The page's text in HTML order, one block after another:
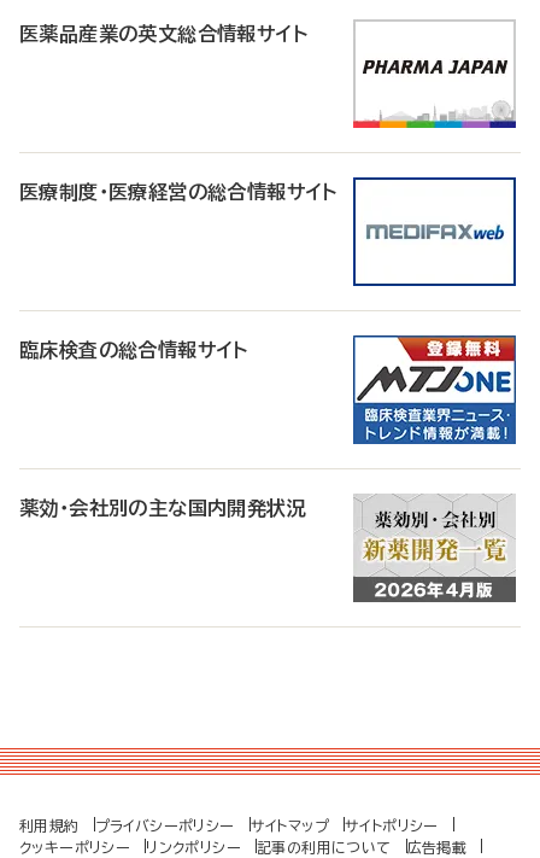
医薬品産業の英文総合情報サイト
医療制度・医療経営の総合情報サイト
臨床検査の総合情報サイト
薬効・会社別の主な国内開発状況
利用規約 プライバシーポリシー サイトマップ
サイトポリシー
クッキーポリシー
リンクポリシー 記事の利用について 広告掲載